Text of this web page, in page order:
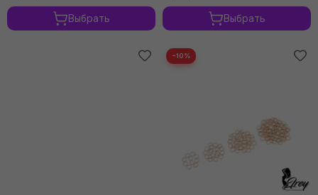
Выбрать
Выбрать
−10%